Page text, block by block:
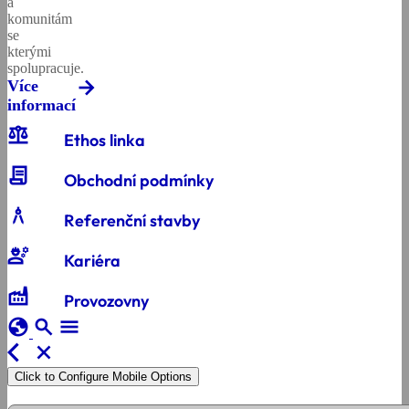
komunitám
se
kterými
spolupracuje.
Více
informací
balance Ethos linka
contract Obchodní podmínky
architecture Referenční stavby
engineering Kariéra
factory Provozovny
globe search menu
arrow_back_ios
close
Click to Configure Mobile Options